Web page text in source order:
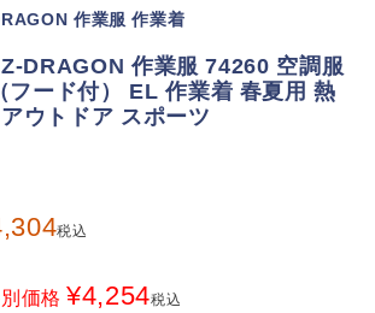
作業服 作業着
DRAGON 作業服 74260 空調服
フード付） EL 作業着 春夏用 熱
ウトドア スポーツ
税込
価格 ¥4,254税込